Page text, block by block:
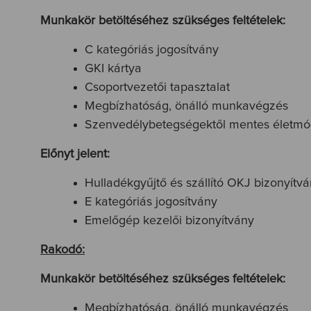
Munkakör betöltéséhez szükséges feltételek:
C kategóriás jogosítvány
GKI kártya
Csoportvezetői tapasztalat
Megbízhatóság, önálló munkavégzés
Szenvedélybetegségektől mentes
Előnyt jelent:
Hulladékgyűjtő és szállító OKJ
E kategóriás jogosítvány
Emelőgép kezelői bizonyítvány
Rakodó:
Munkakör betöltéséhez szükséges feltételek:
Megbízhatóság, önálló munkavégzés